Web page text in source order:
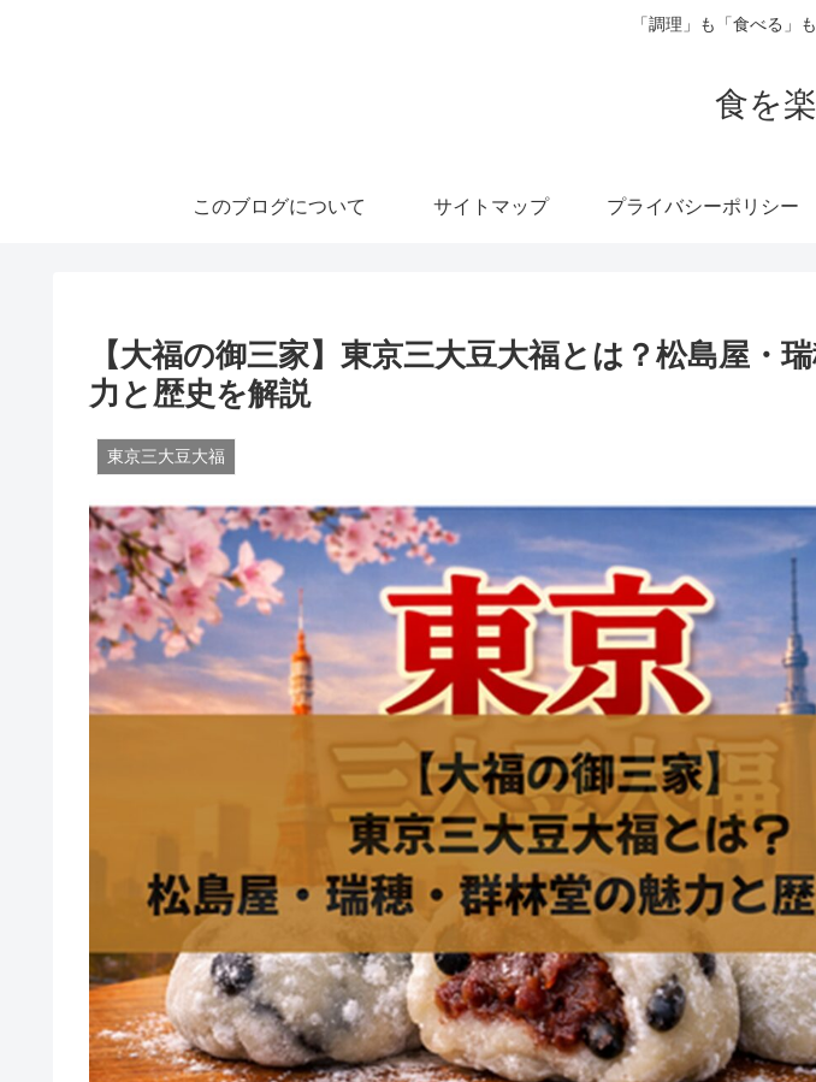
「調理」も「食べる」
食を
このブログについて サイトマップ プライバシーポリシー
【大福の御三家】東京三大豆大福とは？松島屋・
力と歴史を解説
東京三大豆大福